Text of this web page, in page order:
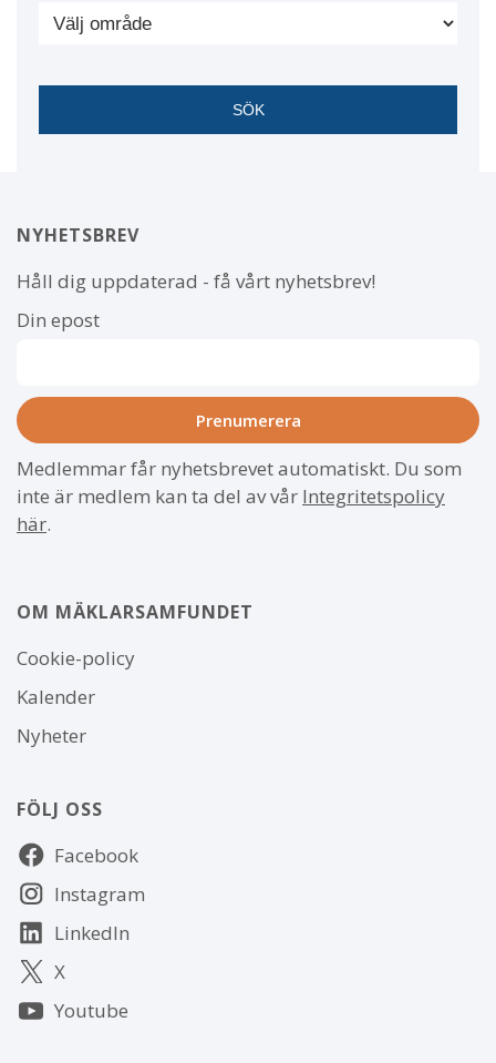
NYHETSBREV
Håll dig uppdaterad - få vårt nyhetsbrev!
Din epost
Medlemmar får nyhetsbrevet automatiskt. Du som
inte är medlem kan ta del av vår Integritetspolicy
här.
OM MÄKLARSAMFUNDET
Om
webbplatsen
Cookie-policy
Kalender
Nyheter
FÖLJ OSS
Följ
oss Facebook
Instagram
LinkedIn
X
Youtube